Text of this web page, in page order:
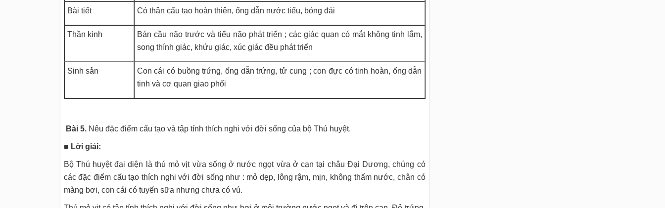
Bài tiết Có thận cấu tạo hoàn thiện, ống dẫn nước tiểu, bóng đái
Thần kinh
Bán cầu não trước và tiểu não phát triển ; các giác quan có mắt không tinh lắm,
song thính giác, khứu giác, xúc giác đều phát triển
Sinh sản
Con cái có buồng trứng, ống dẫn trứng, tử cung ; con đực có tinh hoàn, ống dẫn
tinh và cơ quan giao phối
Bài 5.Nêu đặc điểm cấu tạo và tập tính thích nghi với đời sống của bộ Thú huyệt.
■ Lời giải:
Bộ Thú huyệt đại diện là thú mỏ vịt vừa sống ở nước ngọt vừa ở cạn tại châu Đại Dương, chúng có
các đặc điểm cấu tạo thích nghi với đời sống như : mỏ dẹp, lông rậm, mịn, không thấm nước, chân có
màng bơi, con cái có tuyến sữa nhưng chưa có vú.